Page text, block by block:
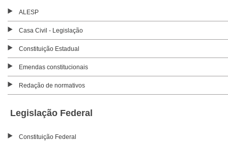
ALESP
Casa Civil - Legislação
Constituição Estadual
Emendas constitucionais
Redação de normativos
Legislação Federal
Constituição Federal